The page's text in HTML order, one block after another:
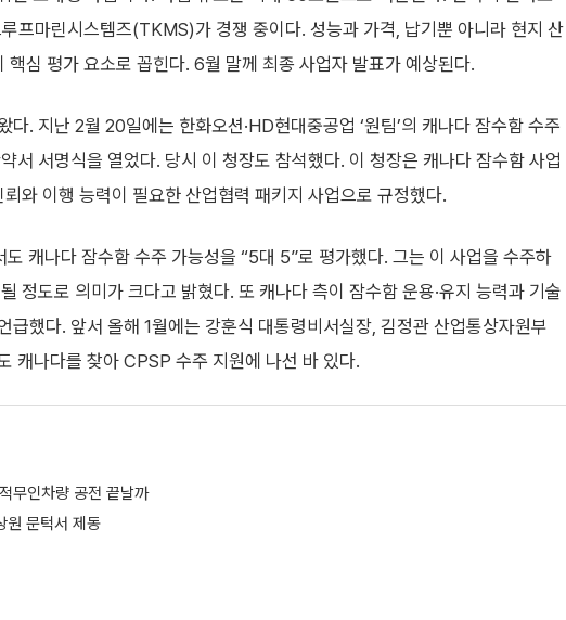
프마린시스템즈(TKMS)가 경쟁 중이다. 성능과 가격, 납기뿐 아니라 현지 산
핵심 평가 요소로 꼽힌다. 6월 말께 최종 사업자 발표가 예상된다.
. 지난 2월 20일에는 한화오션·HD현대중공업 ‘원팀’의 캐나다 잠수함 수주
서 서명식을 열었다. 당시 이 청장도 참석했다. 이 청장은 캐나다 잠수함 사업
와 이행 능력이 필요한 산업협력 패키지 사업으로 규정했다.
캐나다 잠수함 수주 가능성을 “5대 5”로 평가했다. 그는 이 사업을 수주하
정도로 의미가 크다고 밝혔다. 또 캐나다 측이 잠수함 운용·유지 능력과 기술
급했다. 앞서 올해 1월에는 강훈식 대통령비서실장, 김정관 산업통상자원부
캐나다를 찾아 CPSP 수주 지원에 나선 바 있다.
무인차량 공전 끝날까
원 문턱서 제동